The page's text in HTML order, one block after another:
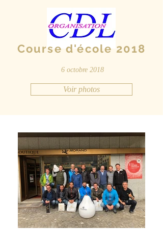
Course d'école 2018
6 octobre 2018
Voir photos